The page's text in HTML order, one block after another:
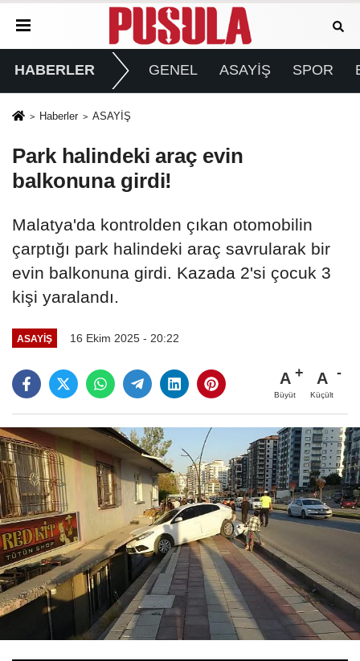
HABERLER GENEL ASAYİŞ SPOR
Haberler ASAYİŞ
Park halindeki araç evin
balkonuna girdi!
Malatya'da kontrolden çıkan otomobilin
çarptığı park halindeki araç savrularak bir
evin balkonuna girdi. Kazada 2'si çocuk 3
kişi yaralandı.
ASAYİŞ 16 Ekim 2025 - 20:22
A
Büyüt
A
Küçült